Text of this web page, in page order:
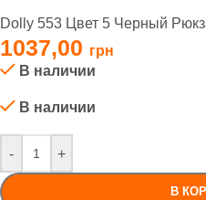
Dolly 553 Цвет 5 Черный
1037,00
В наличии
В наличии
- +
В